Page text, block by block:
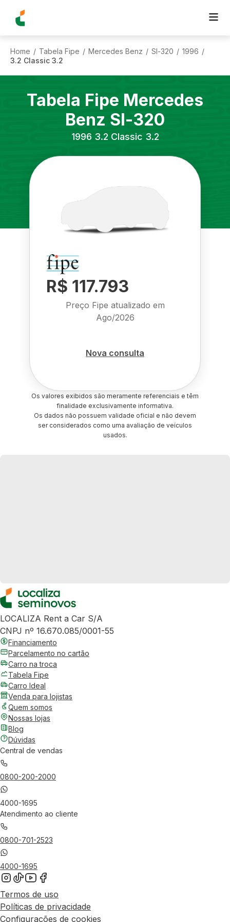
Home / Tabela Fipe / Mercedes Benz / Sl-320 / 1996 /
3.2 Classic 3.2
Tabela Fipe Mercedes
Benz Sl-320
1996 3.2 Classic 3.2
R$ 117.793
Preço Fipe atualizado em
Ago/2026
Nova consulta
Os valores exibidos são meramente referenciais e têm
finalidade exclusivamente informativa.
Os dados não possuem validade oficial e não devem
ser considerados como uma avaliação de veículos
usados.
LOCALIZA Rent a Car S/A
CNPJ nº 16.670.085/0001-55
Financiamento
Parcelamento no cartão
Carro na troca
Tabela Fipe
Carro Ideal
Venda para lojistas
Quem somos
Nossas lojas
Blog
Dúvidas
Central de vendas
0800-200-2000
4000-1695
Atendimento ao cliente
0800-701-2523
4000-1695
Termos de uso
Políticas de privacidade
Configurações de cookies